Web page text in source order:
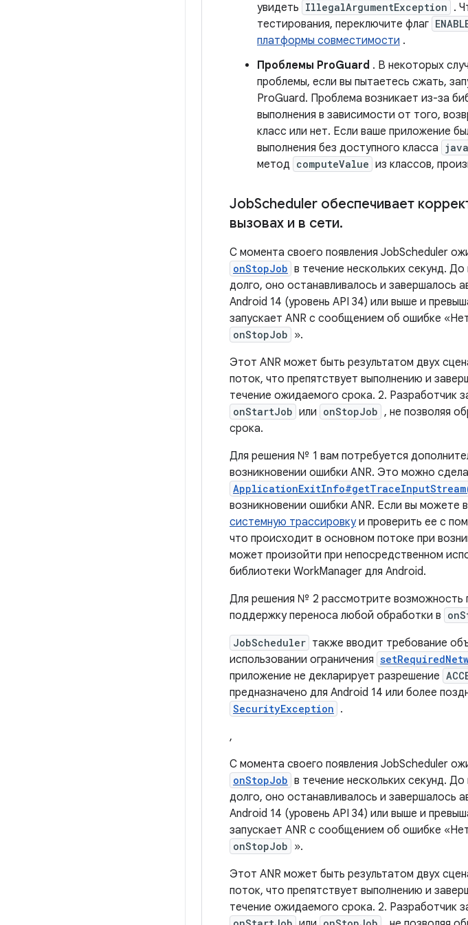
увидеть IllegalArgumentException .
тестирования, переключите флаг
платформы совместимости .
Проблемы ProGuard . В некоторых
проблемы, если вы пытаетесь сжать,
ProGuard. Проблема возникает из-за
выполнения в зависимости от того,
класс или нет. Если ваше приложение
выполнения без доступного класса
метод computeValue из классов,
JobScheduler обеспечивает
вызовах и в сети.
С момента своего появления JobScheduler
onStopJob в течение нескольких секунд.
долго, оно останавливалось и завершалось
Android 14 (уровень API 34) или выше и
запускает ANR с сообщением об ошибке
onStopJob ».
Этот ANR может быть результатом двух
поток, что препятствует выполнению и
течение ожидаемого срока. 2. Разработчик
onStartJob или onStopJob , не позволяя
срока.
Для решения № 1 вам потребуется
возникновении ошибки ANR. Это можно
возникновении ошибки ANR. Если вы можете
системную трассировкуи проверить ее с
что происходит в основном потоке при
может произойти при непосредственном
библиотеки WorkManager для Android.
Для решения № 2 рассмотрите возможность
поддержку переноса любой обработки в
JobScheduler также вводит требование
использовании ограничения
приложение не декларирует разрешение
предназначено для Android 14 или более
SecurityException .
,
С момента своего появления JobScheduler
onStopJob в течение нескольких секунд.
долго, оно останавливалось и завершалось
Android 14 (уровень API 34) или выше и
запускает ANR с сообщением об ошибке
onStopJob ».
Этот ANR может быть результатом двух
поток, что препятствует выполнению и
течение ожидаемого срока. 2. Разработчик